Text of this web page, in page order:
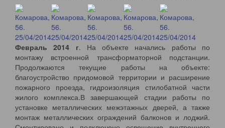
Февраль 2014 г. На объекте начались работы по
монтажу встроенной трансформаторной подстанции.
Продолжаются текущие работы на объекте:
благоустройство придомовой территории и расширение
пожарного проезда, гидроизоляция стилобатной части
жилого комплекса.В завершающей стадии работы по
установке металлических межэтажных дверей, а также
монтаж металлических ограждений балконов и лоджий.